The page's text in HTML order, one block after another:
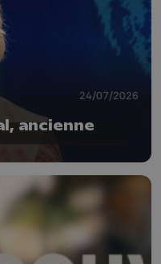
24/07/2026
ancienne